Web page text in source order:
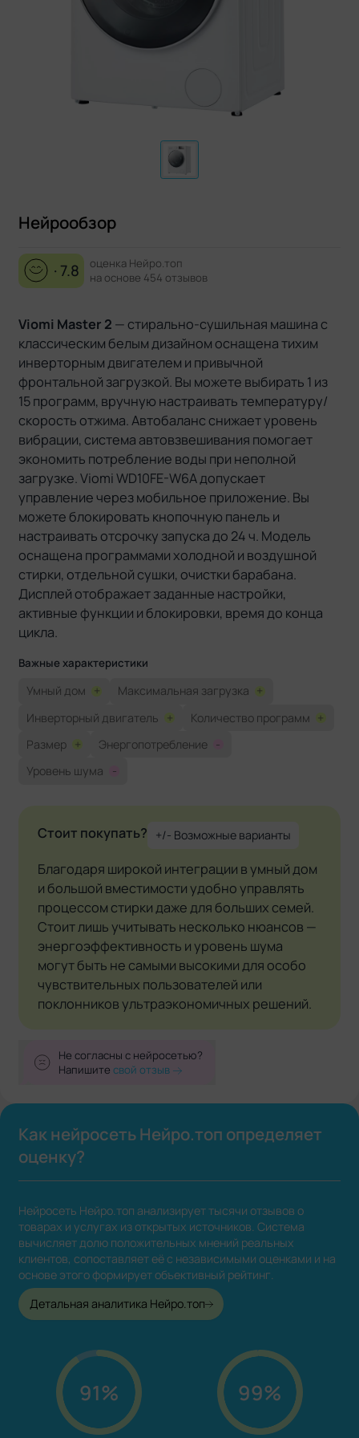
Нейрообзор
· 7.8
оценка Нейро.топ
на основе 454 отзывов
Viomi Master 2 — стирально-сушильная машина с
классическим белым дизайном оснащена тихим
инверторным двигателем и привычной
фронтальной загрузкой. Вы можете выбирать 1 из
15 программ, вручную настраивать температуру/
скорость отжима. Автобаланс снижает уровень
вибрации, система автовзвешивания помогает
экономить потребление воды при неполной
загрузке. Viomi WD10FE-W6A допускает
управление через мобильное приложение. Вы
можете блокировать кнопочную панель и
настраивать отсрочку запуска до 24 ч. Модель
оснащена программами холодной и воздушной
стирки, отдельной сушки, очистки барабана.
Дисплей отображает заданные настройки,
активные функции и блокировки, время до конца
цикла.
Важные характеристики
Умный дом + Максимальная загрузка +
Инверторный двигатель + Количество программ +
Размер + Энергопотребление -
Уровень шума
-
Стоит покупать? +/- Возможные варианты
Благодаря широкой интеграции в умный дом
и большой вместимости удобно управлять
процессом стирки даже для больших семей.
Стоит лишь учитывать несколько нюансов —
энергоэффективность и уровень шума
могут быть не самыми высокими для особо
чувствительных пользователей или
поклонников ультраэкономичных решений.
Не согласны с нейросетью?
Напишитесвой отзыв
Как нейросеть Нейро.топ определяет
оценку?
Нейросеть Нейро.топ анализирует тысячи отзывов о
товарах и услугах из открытых источников. Система
вычисляет долю положительных мнений реальных
клиентов, сопоставляет её с независимыми оценками и на
основе этого формирует объективный рейтинг.
Детальная аналитика Нейро.топ
91% 99%